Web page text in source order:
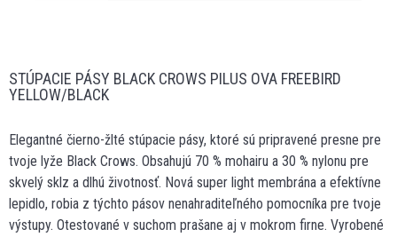
STÚPACIE PÁSY BLACK CROWS PILUS OVA FREEBIRD
YELLOW/BLACK
Elegantné čierno-žlté stúpacie pásy, ktoré sú pripravené presne pre
tvoje lyže Black Crows. Obsahujú 70 % mohairu a 30 % nylonu pre
skvelý sklz a dlhú životnosť. Nová super light membrána a efektívne
lepidlo, robia z týchto pásov nenahraditeľného pomocníka pre tvoje
výstupy. Otestované v suchom prašane aj v mokrom firne. Vyrobené